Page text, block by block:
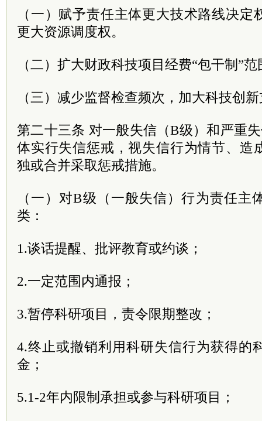
（一）赋予责任主体更大技术路线决
更大资源调度权。
（二）扩大财政科技项目经费“包干制”范
（三）减少监督检查频次，加大科技创
第二十三条 对一般失信（B级）和严重
体实行失信惩戒，视失信行为情节、造
独或合并采取惩戒措施。
（一）对B级（一般失信）行为责任主
类：
1.谈话提醒、批评教育或约谈；
2.一定范围内通报；
3.暂停科研项目，责令限期整改；
4.终止或撤销利用科研失信行为获得的
金；
5.1-2年内限制承担或参与科研项目；